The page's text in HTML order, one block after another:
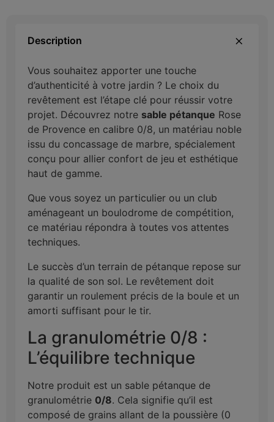
Description
Vous souhaitez apporter une touche
d’authenticité à votre jardin ? Le choix du
revêtement est l’étape clé pour réussir votre
projet. Découvrez notre sable pétanque Rose
de Provence en calibre 0/8, un matériau noble
issu du concassage de marbre, spécialement
conçu pour allier confort de jeu et esthétique
haut de gamme.
Que vous soyez un particulier ou un club
aménageant un boulodrome de compétition,
ce matériau répondra à toutes vos attentes
techniques.
Le succès d’un terrain de pétanque repose sur
la qualité de son sol. Le revêtement doit
garantir un roulement précis de la boule et un
amorti suffisant pour le tir.
La granulométrie 0/8 :
L’équilibre technique
Notre produit est un sable pétanque de
granulométrie 0/8. Cela signifie qu’il est
composé de grains allant de la poussière (0